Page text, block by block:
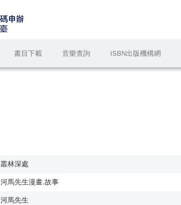
書目下載 音樂查詢 ISBN出版機構網
叢林深處
河馬先生漫畫.故事
河馬先生